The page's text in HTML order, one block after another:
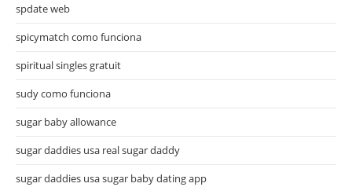
spdate web
spicymatch como funciona
spiritual singles gratuit
sudy como funciona
sugar baby allowance
sugar daddies usa real sugar daddy
sugar daddies usa sugar baby dating app